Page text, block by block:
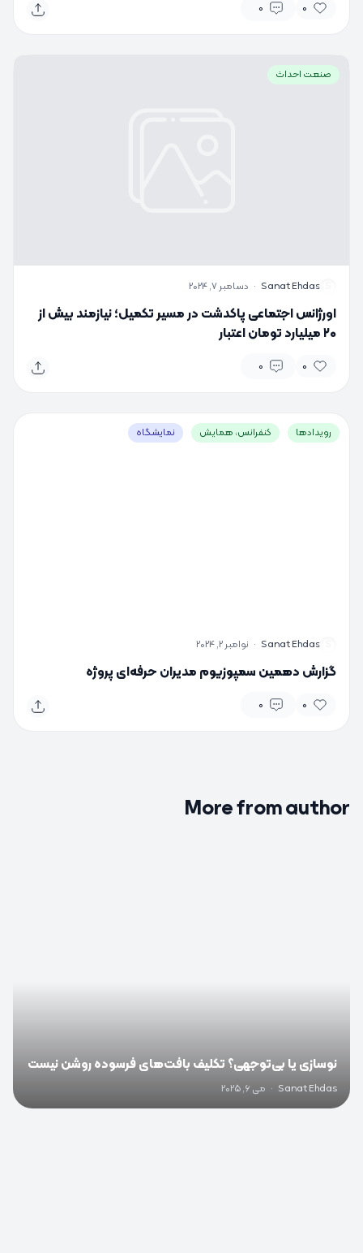
0
0
صنعت احداث
Sanat Ehdas
· دسامبر 7, 2024
اورژانس اجتماعی پاکدشت در مسیر تکمیل؛ نیازمند بیش از
۲۰ میلیارد تومان اعتبار
0
0
رویدادها کنفرانس، همایش نمایشگاه
Sanat Ehdas
· نوامبر 2, 2024
گزارش دهمین سمپوزیوم مدیران حرفه‌ای پروژه
0
0
More from author
نوسازی یا بی‌توجهی؟ تکلیف بافت‌های فرسوده روشن نیست
Sanat Ehdas
· می 6, 2025